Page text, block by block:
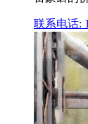
联系电话: